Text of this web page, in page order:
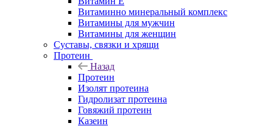
Витаминно минеральный комплекс
Витамины для мужчин
Витамины для женщин
Суставы, связки и хрящи
Протеин
Назад
Протеин
Изолят протеина
Гидролизат протеина
Говяжий протеин
Казеин